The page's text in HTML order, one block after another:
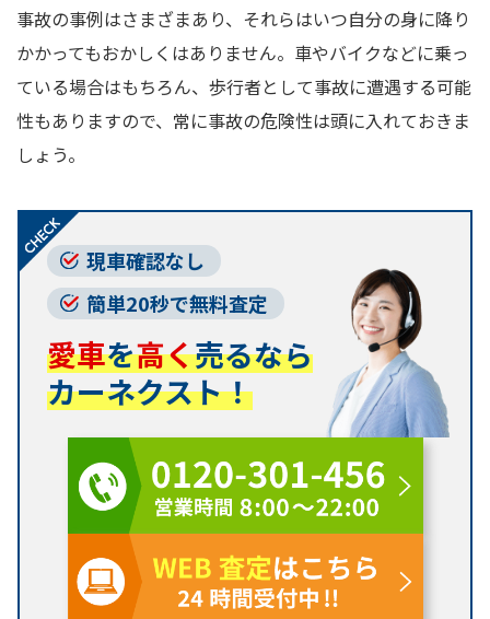
事故の事例はさまざまあり、それらはいつ自分の身に降り
かかってもおかしくはありません。車やバイクなどに乗っ
ている場合はもちろん、歩行者として事故に遭遇する可能
性もありますので、常に事故の危険性は頭に入れておきま
しょう。
現車確認なし
簡単20秒で無料査定
愛車を高く売るなら
カーネクスト！